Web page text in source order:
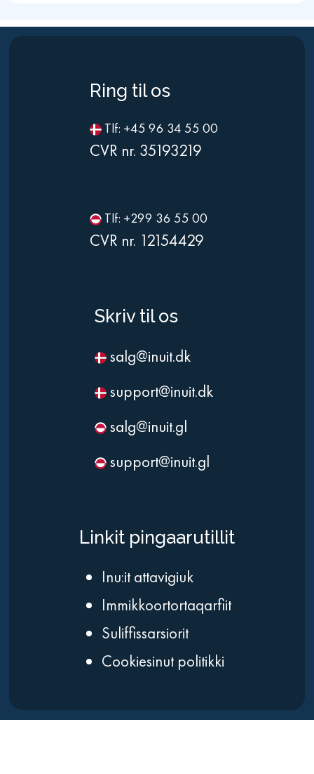
Ring til os
Tlf: +45 96 34 55 00
CVR nr. 35193219
Tlf: +299 36 55 00
CVR nr. 12154429
Skriv til os
salg@inuit.dk
support@inuit.dk
salg@inuit.gl
support@inuit.gl
Linkit pingaarutillit
Inu:it attavigiuk
Immikkoortortaqarfiit
Suliffissarsiorit
Cookiesinut politikki